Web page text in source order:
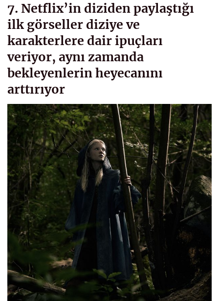
7. Netflix’in diziden paylaştığı
ilk görseller diziye ve
karakterlere dair ipuçları
veriyor, aynı zamanda
bekleyenlerin heyecanını
arttırıyor